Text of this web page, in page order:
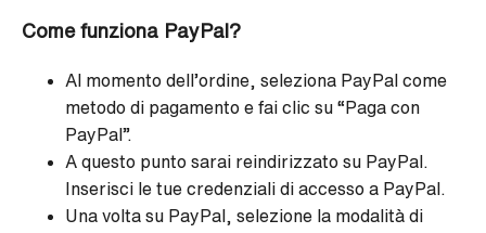
Come funziona PayPal?
Al momento dell’ordine, seleziona PayPal come
metodo di pagamento e fai clic su “Paga con
PayPal”.
A questo punto sarai reindirizzato su PayPal.
Inserisci le tue credenziali di accesso a PayPal.
Una volta su PayPal, selezione la modalità di